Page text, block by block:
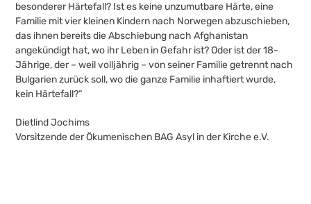
besonderer Härtefall? Ist es keine unzumutbare Härte, eine
Familie mit vier kleinen Kindern nach Norwegen abzuschieben,
das ihnen bereits die Abschiebung nach Afghanistan
angekündigt hat, wo ihr Leben in Gefahr ist? Oder ist der 18-
Jährige, der – weil volljährig – von seiner Familie getrennt nach
Bulgarien zurück soll, wo die ganze Familie inhaftiert wurde,
kein Härtefall?“
Dietlind Jochims
Vorsitzende der Ökumenischen BAG Asyl in der Kirche e.V.